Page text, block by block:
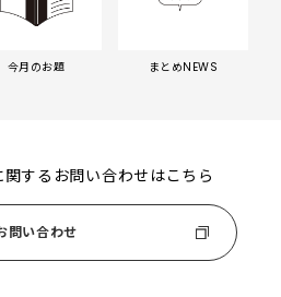
今月のお題 まとめNEWS
関するお問い合わせはこちら
問い合わせ